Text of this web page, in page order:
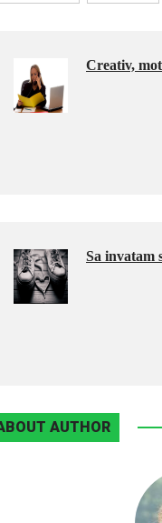
Creativ,
Sa invatam
AUTHOR